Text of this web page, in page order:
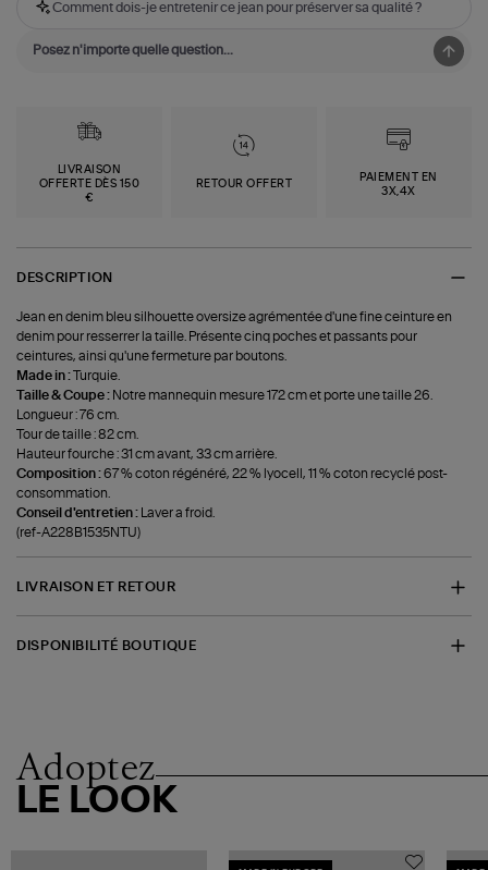
Comment dois-je entretenir ce jean pour préserver sa qualité ?
LIVRAISON
OFFERTE DÈS 150
€
RETOUR OFFERT
PAIEMENT EN
3X,4X
DESCRIPTION
Jean en denim bleu silhouette oversize agrémentée d'une fine ceinture en
denim pour resserrer la taille. Présente cinq poches et passants pour
ceintures, ainsi qu'une fermeture par boutons.
Made in :
Turquie.
Taille & Coupe : Notre mannequin mesure 172 cm et porte une taille 26.
Longueur : 76 cm.
Tour de taille : 82 cm.
Hauteur fourche : 31 cm avant, 33 cm arrière.
Composition :67 % coton régénéré, 22 % lyocell, 11 % coton recyclé post-
consommation.
Conseil d'entretien : Laver a froid.
(ref-A228B1535NTU)
LIVRAISON ET RETOUR
DISPONIBILITÉ BOUTIQUE
Adoptez
LE LOOK